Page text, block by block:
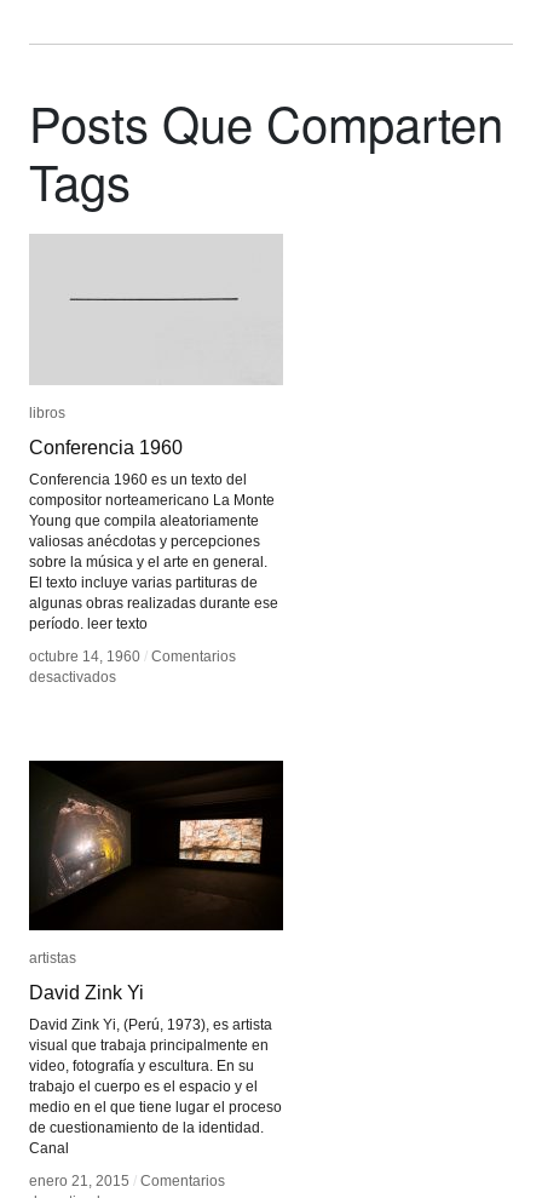
Posts Que Comparten
Tags
libros
Conferencia 1960
Conferencia 1960 es un texto del
compositor norteamericano La Monte
Young que compila aleatoriamente
valiosas anécdotas y percepciones
sobre la música y el arte en general.
El texto incluye varias partituras de
algunas obras realizadas durante ese
período. leer texto
octubre 14, 1960 / Comentarios
desactivadosen
libros
Conferencia 1960
octubre 14, 1960 / Comentarios
desactivadosen
artistas
David Zink Yi
David Zink Yi, (Perú, 1973), es artista
visual que trabaja principalmente en
video, fotografía y escultura. En su
trabajo el cuerpo es el espacio y el
medio en el que tiene lugar el proceso
de cuestionamiento de la identidad.
Canal
enero 21, 2015 / Comentarios
artistas
David Zink Yi
enero 21, 2015 / Comentarios